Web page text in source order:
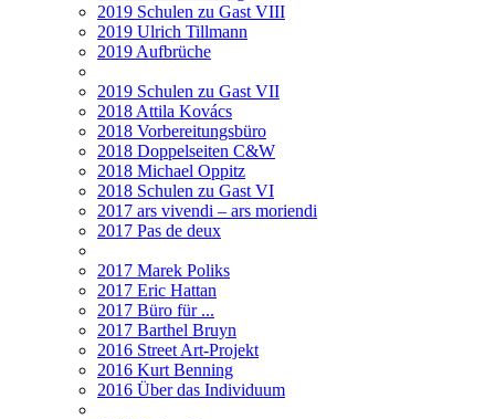
2019 Schulen zu Gast VIII
2019 Ulrich Tillmann
2019 Aufbrüche
2019 Schulen zu Gast VII
2018 Attila Kovács
2018 Vorbereitungsbüro
2018 Doppelseiten C&W
2018 Michael Oppitz
2018 Schulen zu Gast VI
2017 ars vivendi – ars moriendi
2017 Pas de deux
2017 Marek Poliks
2017 Eric Hattan
2017 Büro für ...
2017 Barthel Bruyn
2016 Street Art-Projekt
2016 Kurt Benning
2016 Über das Individuum